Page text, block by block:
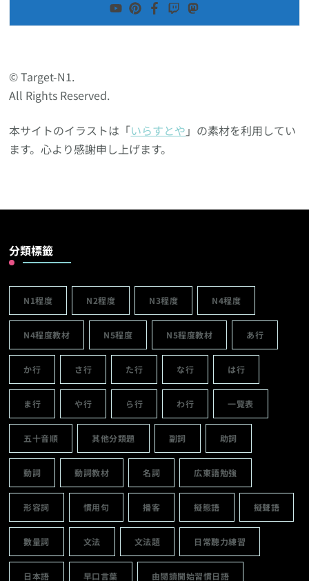
© Target-N1.
All Rights Reserved.
本サイトのイラストは「いらすとや 」の素材を利用してい
ます。心より感謝申し上げます。
分類標籤
N1程度 N2程度 N3程度 N4程度
N4程度教材 N5程度 N5程度教材 あ行
か行 さ行 た行 な行 は行
ま行 や行 ら行 わ行 一覽表
五十音順 其他分類題 副詞 助詞
動詞 動詞教材 名詞 広東語勉強
形容詞 慣用句 播客 擬態語 擬聲語
數量詞 文法 文法題 日常聽力練習
日本語 早口言葉 由閱讀開始習慣日語